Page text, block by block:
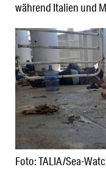
Foto: TALIA/Sea-
während Italien und